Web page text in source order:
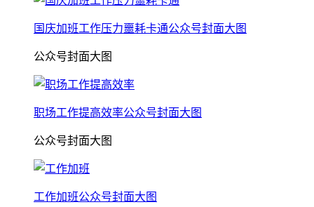
国庆加班工作压力噩耗卡通公众号封面大图
公众号封面大图
职场工作提高效率公众号封面大图
公众号封面大图
工作加班公众号封面大图